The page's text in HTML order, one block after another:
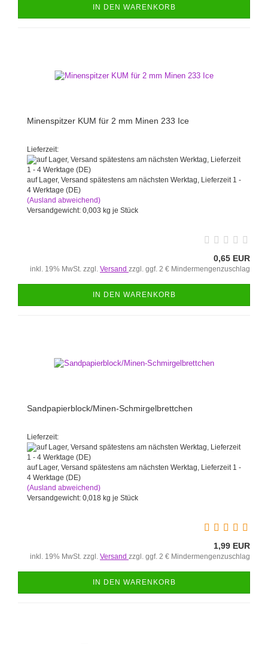
IN DEN WARENKORB
Minenspitzer KUM für 2 mm Minen 233 Ice
Lieferzeit:
auf Lager, Versand spätestens am nächsten Werktag, Lieferzeit 1 -
4 Werktage (DE)
(Ausland abweichend)
Versandgewicht: 0,003 kg je Stück
0,65 EUR
inkl. 19% MwSt. zzgl. Versand zzgl. ggf. 2 € Mindermengenzuschlag
IN DEN WARENKORB
Sandpapierblock/Minen-Schmirgelbrettchen
Lieferzeit:
auf Lager, Versand spätestens am nächsten Werktag, Lieferzeit 1 -
4 Werktage (DE)
(Ausland abweichend)
Versandgewicht: 0,018 kg je Stück
1,99 EUR
inkl. 19% MwSt. zzgl. Versand zzgl. ggf. 2 € Mindermengenzuschlag
IN DEN WARENKORB